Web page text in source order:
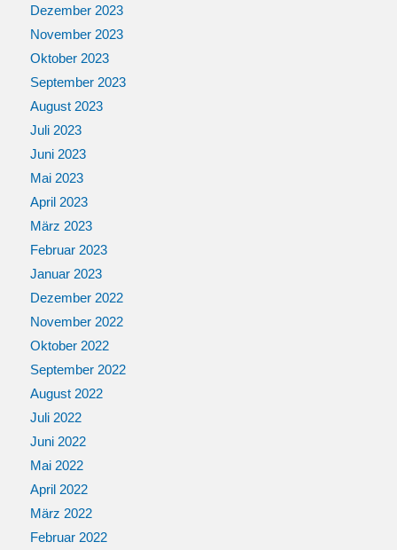
Dezember 2023
November 2023
Oktober 2023
September 2023
August 2023
Juli 2023
Juni 2023
Mai 2023
April 2023
März 2023
Februar 2023
Januar 2023
Dezember 2022
November 2022
Oktober 2022
September 2022
August 2022
Juli 2022
Juni 2022
Mai 2022
April 2022
März 2022
Februar 2022